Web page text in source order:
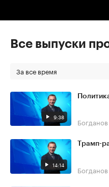
Все выпуски
За все время
9:38
14:14
Трамп-